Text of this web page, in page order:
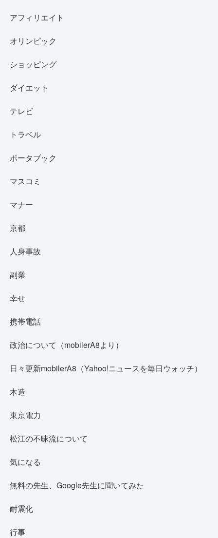
アフィリエイト
オリンピック
ショッピング
ダイエット
テレビ
トラベル
ポータブック
マスコミ
マナー
京都
人身事故
副業
幸せ
携帯電話
政治について（mobilerA8より）
日々更新mobilerA8（Yahoo!ニュースを毎日ウォッチ）
木造
東京電力
松江の不昧流について
気になる
無料の先生、Google先生に聞いてみた
耐震化
行事